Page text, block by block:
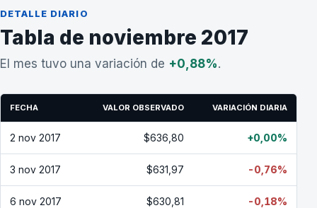
DETALLE DIARIO
Tabla de noviembre 2017
El mes tuvo una variación de +0,88%.
FECHA VALOR OBSERVADO VARIACIÓN DIARIA
2 nov 2017 $636,80 +0,00%
3 nov 2017 $631,97 -0,76%
6 nov 2017 $630,81 -0,18%